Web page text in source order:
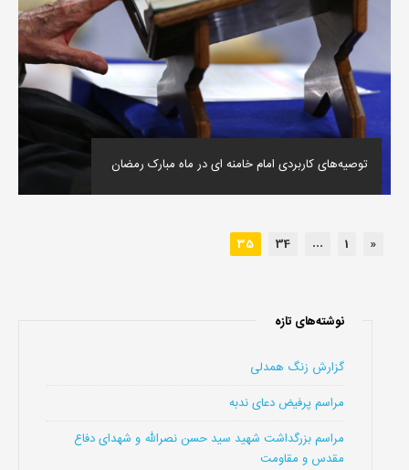
توصیه‌های کاربردی امام خامنه ای در ماه مبارک رمضان
«
1
…
34
35
نوشته‌های تازه
گزارش زنگ همدلی
مراسم پرفیض دعای ندبه
مراسم بزرگداشت شهید سید حسن نصرالله و شهدای دفاع
مقدس و مقاومت